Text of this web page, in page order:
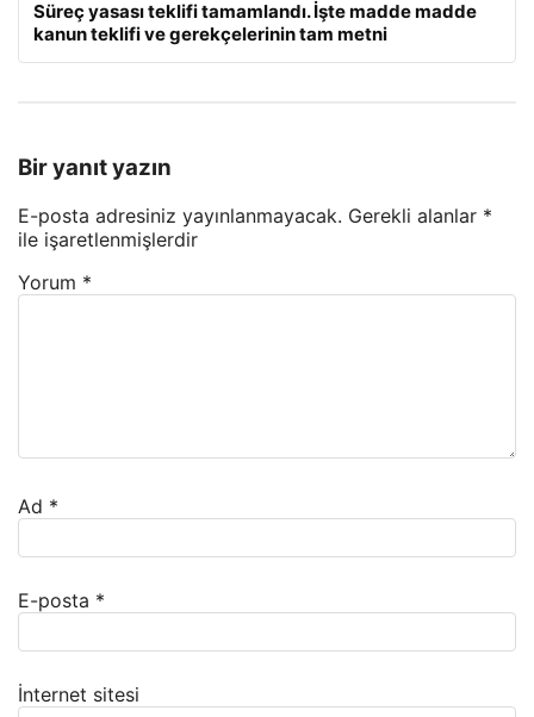
Süreç yasası teklifi tamamlandı. İşte madde madde
kanun teklifi ve gerekçelerinin tam metni
Bir yanıt yazın
E-posta adresiniz yayınlanmayacak. Gerekli alanlar *
ile işaretlenmişlerdir
Yorum *
Ad *
E-posta *
İnternet sitesi